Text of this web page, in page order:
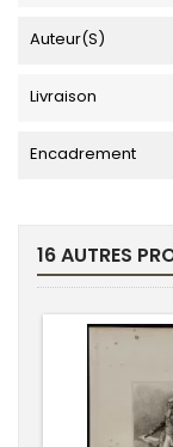
Auteur(s)
Livraison
Encadrement
16 AUTRES